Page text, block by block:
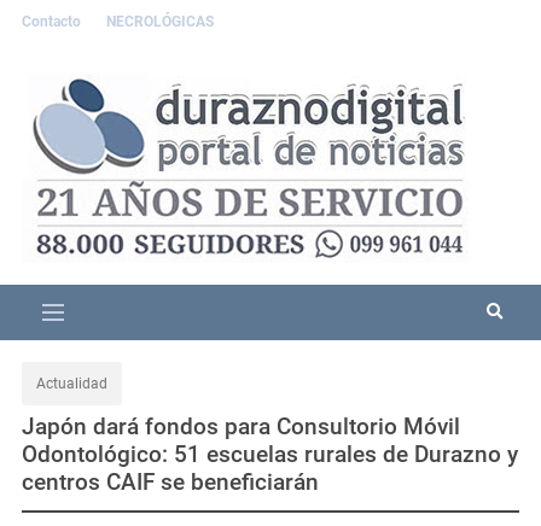
Contacto NECROLÓGICAS
Actualidad
Japón dará fondos para Consultorio Móvil
Odontológico: 51 escuelas rurales de Durazno y
centros CAIF se beneficiarán